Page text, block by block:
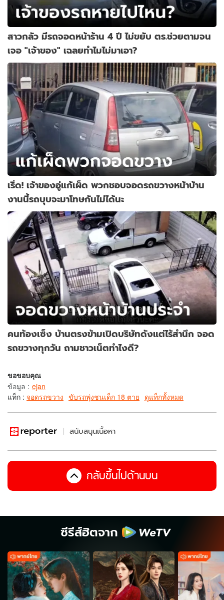
สาวกลัว มีรถจอดหน้าร้าน 4 ปี ไม่ขยับ ตร.ช่วยตามจน
เจอ "เจ้าของ" เฉลยทำไมไม่มาเอา?
เริ่ด! เจ้าของอู่แก้เผ็ด พวกชอบจอดรถขวางหน้าบ้าน
งานนี้รถบุบจะมาโทษกันไม่ได้นะ
คนท้องเซ็ง บ้านตรงข้ามเปิดบริษัทดังแต่ไร้สำนึก จอด
รถขวางทุกวัน ถามชาวเน็ตทำไงดี?
ขอขอบคุณ
ข้อมูล : ejan
แท็ก : จอดรถขวาง ขับรถพุ่งชนเด็ก 18 ตาย ดูแท็กทั้งหมด
สนับสนุนเนื้อหา
กลับขึ้นไปด้านบน
ซีรีส์ฮิตจาก